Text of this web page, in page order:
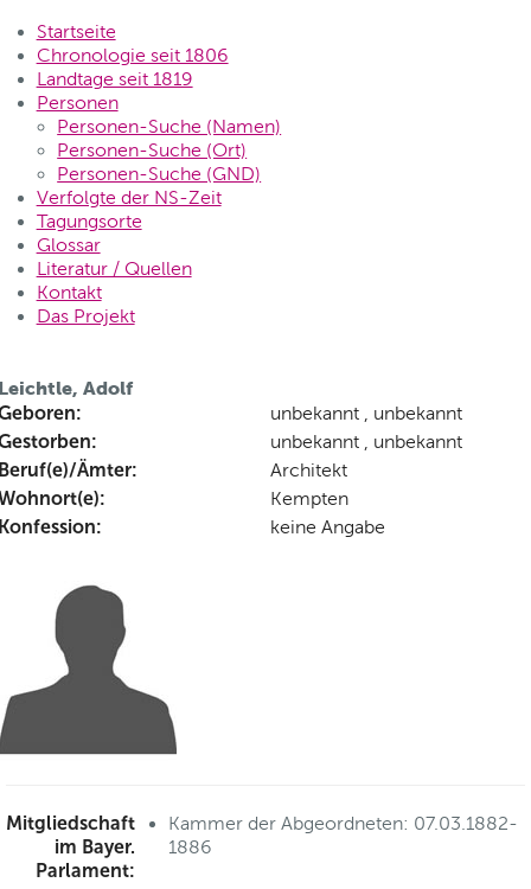
Startseite
Chronologie seit 1806
Landtage seit 1819
Personen
Personen-Suche (Namen)
Personen-Suche (Ort)
Personen-Suche (GND)
Verfolgte der NS-Zeit
Tagungsorte
Glossar
Literatur / Quellen
Kontakt
Das Projekt
Adolf
unbekannt , unbekannt
unbekannt , unbekannt
Ämter: Architekt
Kempten
keine Angabe
Mitgliedschaft
im Bayer.
Parlament:
Kammer der Abgeordneten: 07.03.1882-
1886